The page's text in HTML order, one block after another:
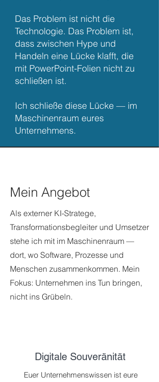
Das Problem ist nicht die
Technologie. Das Problem ist,
dass zwischen Hype und
Handeln eine Lücke klafft, die
mit PowerPoint-Folien nicht zu
schließen ist.
Ich schließe diese Lücke — im
Maschinenraum eures
Unternehmens.
Mein Angebot
Als externer KI-Stratege,
Transformationsbegleiter und Umsetzer
stehe ich mit im Maschinenraum —
dort, wo Software, Prozesse und
Menschen zusammenkommen. Mein
Fokus: Unternehmen ins Tun bringen,
nicht ins Grübeln.
Digitale Souveränität
Euer Unternehmenswissen ist eure